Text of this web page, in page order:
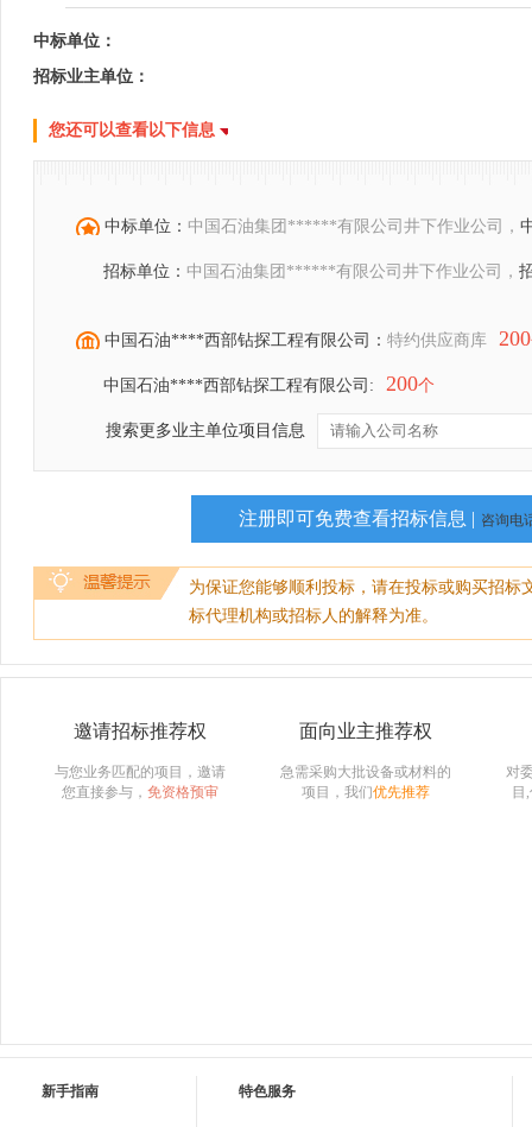
中标单位：
招标业主单位：
您还可以查看以下信息
中标单位： 中国石油集团******有限公司井下作业公司，
招标单位： 中国石油集团******有限公司井下作业公司，
中国石油****西部钻探工程有限公司： 特约供应商库 200
中国石油****西部钻探工程有限公司: 200个
搜索更多业主单位项目信息
注册即可免费查看招标信息 | 咨询电
为保证您能够顺利投标，请在投标或购买招
标代理机构或招标人的解释为准。
邀请招标推荐权
与您业务匹配的项目，邀请
您直接参与， 免资格预审
面向业主推荐权
急需采购大批设备或材料的
项目，我们优先推荐
对
目
新手指南 特色服务